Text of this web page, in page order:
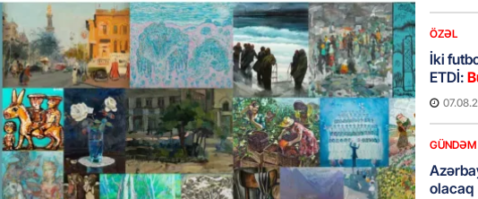
ÖZƏL
İki
ETDİ:
GÜNDƏM
olacaq